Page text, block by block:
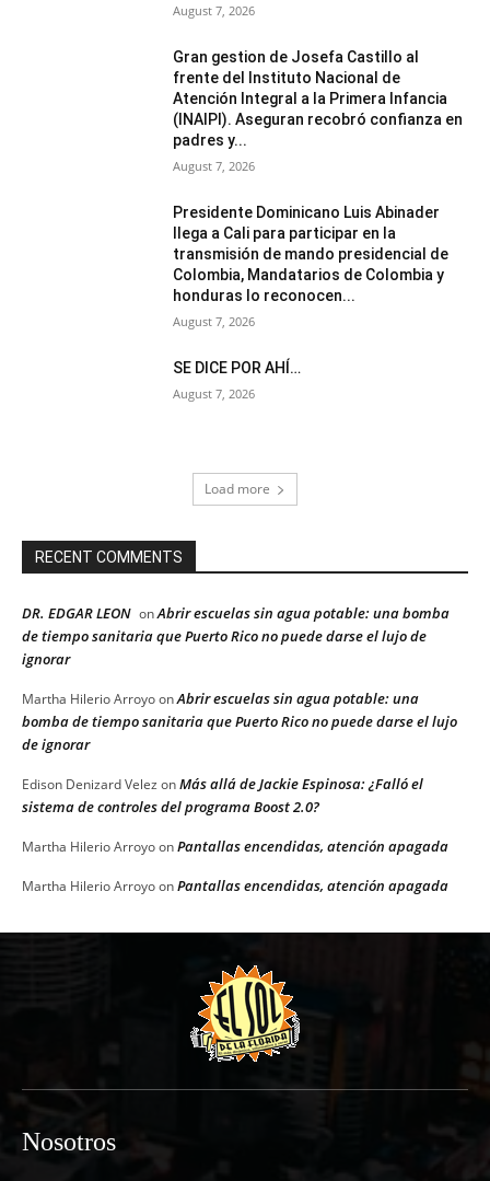
August 7, 2026
Gran gestion de Josefa Castillo al
frente del Instituto Nacional de
Atención Integral a la Primera Infancia
(INAIPI). Aseguran recobró confianza en
padres y...
August 7, 2026
Presidente Dominicano Luis Abinader
llega a Cali para participar en la
transmisión de mando presidencial de
Colombia, Mandatarios de Colombia y
honduras lo reconocen...
August 7, 2026
SE DICE POR AHÍ…
August 7, 2026
Load more
RECENT COMMENTS
DR. EDGAR LEON onAbrir escuelas sin agua potable: una bomba
de tiempo sanitaria que Puerto Rico no puede darse el lujo de
ignorar
Martha Hilerio ArroyoonAbrir escuelas sin agua potable: una
bomba de tiempo sanitaria que Puerto Rico no puede darse el lujo
de ignorar
Edison Denizard Velez onMás allá de Jackie Espinosa: ¿Falló el
sistema de controles del programa Boost 2.0?
Martha Hilerio ArroyoonPantallas encendidas, atención apagada
Martha Hilerio ArroyoonPantallas encendidas, atención apagada
Nosotros